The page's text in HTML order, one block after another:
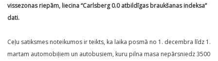
vissezonas riepām, liecina “Carlsberg 0.0 atbildīgas braukšanas indeksa”
dati.
Ceļu satiksmes noteikumos ir teikts, ka laika posmā no 1. decembra līdz 1.
martam automobiļiem un autobusiem, kuru pilna masa nepārsniedz 3500